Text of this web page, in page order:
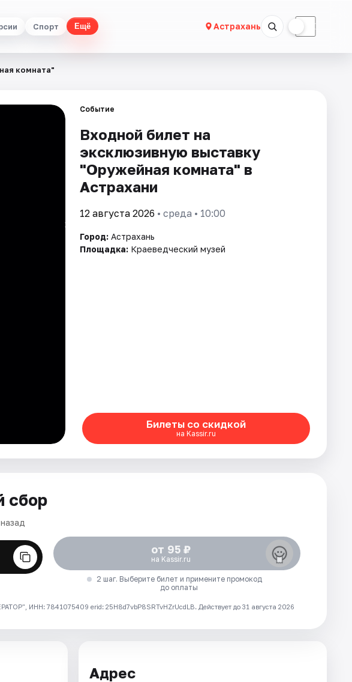
Спорт Ещё Астрахань ☾
комната"
Событие
Входной билет на
эксклюзивную выставку
"Оружейная комната" в
Астрахани
12 августа 2026 • среда • 10:00
Город: Астрахань
Площадка: Краеведческий музей
Билеты со скидкой
на Kassir.ru
сбор
от 95 ₽
на Kassir.ru
2 шаг. Выберите билет и примените промокод
до оплаты
ИНН: 7841075409 erid: 25H8d7vbP8SRTvHZrUcdLB. Действует до 31 августа 2026
Адрес